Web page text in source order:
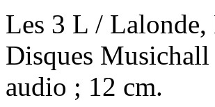
Les 3 L /
Disques
audio ; 12 cm.